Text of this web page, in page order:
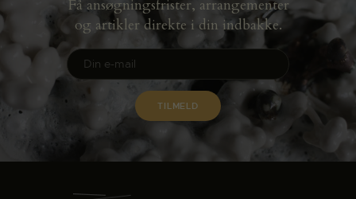
Få ansøgningsfrister, arrangementer
og artikler direkte i din indbakke.